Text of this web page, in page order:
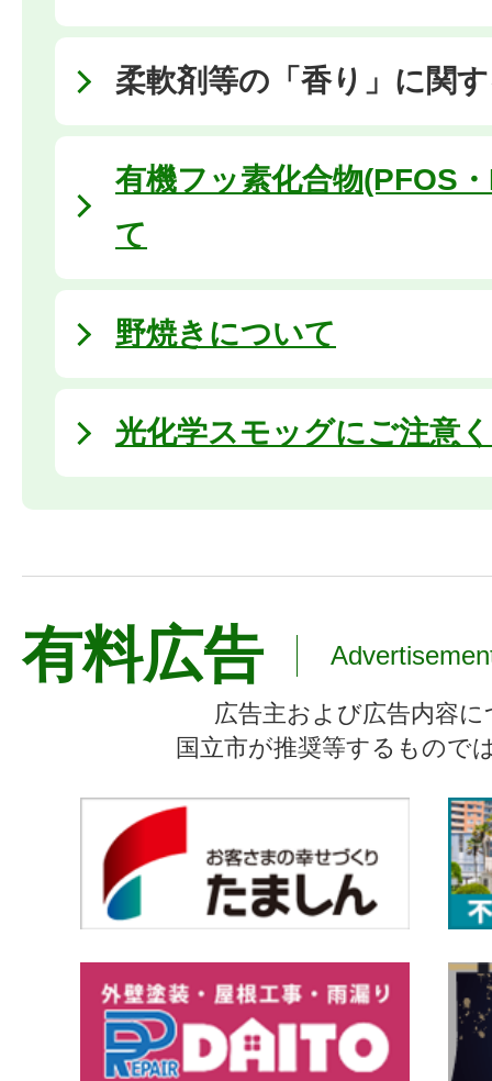
柔軟剤等の「香り」に関
有機フッ素化合物(PFOS
て
野焼きについて
光化学スモッグにご注意
有料広告
広告主および広告内容
国立市が推奨等するもので